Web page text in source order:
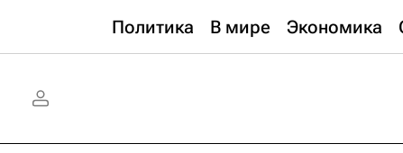
Политика В мире Экономика